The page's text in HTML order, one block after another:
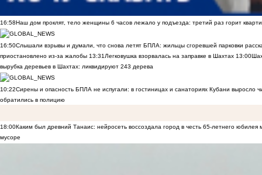
16:58Наш дом проклят, тело женщины 6 часов лежало у подъезда: третий раз горит
16:50Слышали взрывы и думали, что снова летят БПЛА: жильцы сгоревшей парковки
приостановлено из-за жалобы 13:31Легковушка взорвалась на заправке в Шахтах 13:00
вырубка деревьев в Шахтах: ликвидируют 243 дерева
10:22Сирены и опасность БПЛА не испугали: в гостиницах и санаториях Кубани выросло
обратились в полицию
18:00Каким был древний Танаис: нейросеть воссоздала город в честь 65-летнего юбилея
мусоре